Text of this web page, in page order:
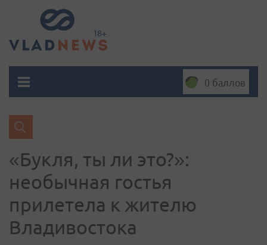
0 баллов
«Букля, ты ли это?»:
необычная гостья
прилетела к жителю
Владивостока